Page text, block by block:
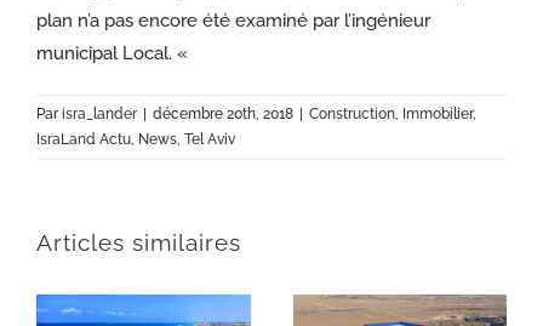
plan n’a pas encore été examiné par l’ingénieur
municipal Local. «
Parisra_lander | décembre 20th, 2018 | Construction Immobilier,
IsraLand Actu News Tel Aviv
Articles similaires